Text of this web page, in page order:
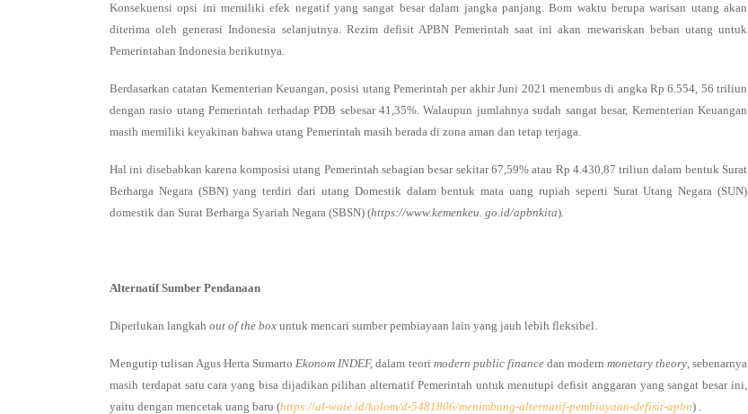
Konsekuensi opsi ini memiliki efek negatif yang sangat besar dalam jangka panjang. Bom waktu berupa warisan utang akan
diterima oleh generasi Indonesia selanjutnya. Rezim defisit APBN Pemerintah saat ini akan mewariskan beban utang untuk
Pemerintahan Indonesia berikutnya.
Berdasarkan catatan Kementerian Keuangan, posisi utang Pemerintah per akhir Juni 2021 menembus di angka Rp 6.554, 56 triliun
dengan rasio utang Pemerintah terhadap PDB sebesar 41,35%. Walaupun jumlahnya sudah sangat besar, Kementerian Keuangan
masih memiliki keyakinan bahwa utang Pemerintah masih berada di zona aman dan tetap terjaga.
Hal ini disebabkan karena komposisi utang Pemerintah sebagian besar sekitar 67,59% atau Rp 4.430,87 triliun dalam bentuk Surat
Berharga Negara (SBN) yang terdiri dari utang Domestik dalam bentuk mata uang rupiah seperti Surat Utang Negara (SUN)
domestik dan Surat Berharga Syariah Negara (SBSN) (https://www.kemenkeu. go.id/apbnkita).
Alternatif Sumber Pendanaan
Diperlukan langkah out of the box untuk mencari sumber pembiayaan lain yang jauh lebih fleksibel.
Mengutip tulisan Agus Herta SumartoEkonom INDEF,dalam teori modern public financedan modern monetary theory, sebenarnya
masih terdapat satu cara yang bisa dijadikan pilihan alternatif Pemerintah untuk menutupi defisit anggaran yang sangat besar ini,
yaitu dengan mencetak uang baru (https://al-waie.id/kolom/d-5481806/menimbang-alternatif-pembiayaan-defisit-apbn) .